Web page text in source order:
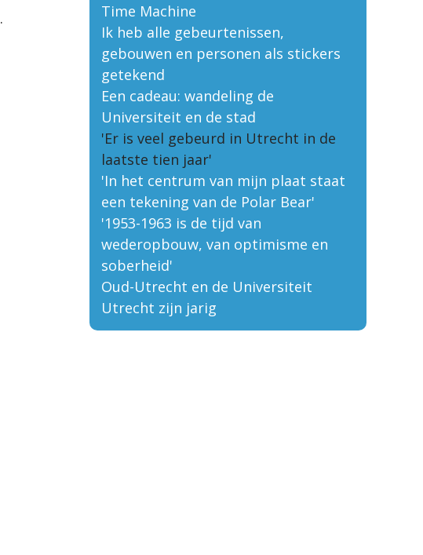
.
Time Machine
Ik heb alle gebeurtenissen,
gebouwen en personen als stickers
getekend
Een cadeau: wandeling de
Universiteit en de stad
'Er is veel gebeurd in Utrecht in de
laatste tien jaar'
'In het centrum van mijn plaat staat
een tekening van de Polar Bear'
'1953-1963 is de tijd van
wederopbouw, van optimisme en
soberheid'
Oud-Utrecht en de Universiteit
Utrecht zijn jarig